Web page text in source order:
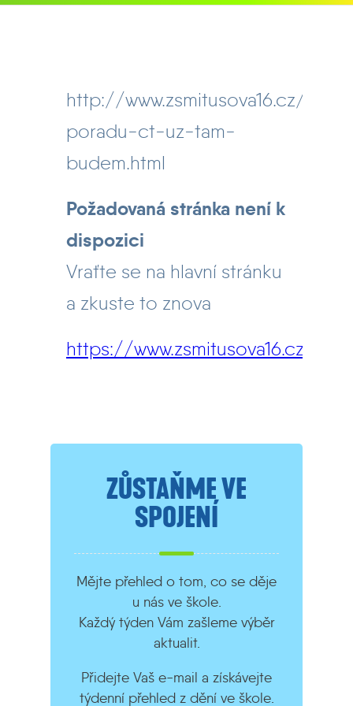
http://www.zsmitusova16.cz/
poradu-ct-uz-tam-
budem.html
Požadovaná stránka není k
dispozici
Vraťte se na hlavní stránku
a zkuste to znova
https://www.zsmitusova16.cz
ZŮSTAŇME VE
SPOJENÍ
Mějte přehled o tom, co se děje
u nás ve škole.
Každý týden Vám zašleme výběr
aktualit.
Přidejte Vaš e-mail a získávejte
týdenní přehled z dění ve škole.